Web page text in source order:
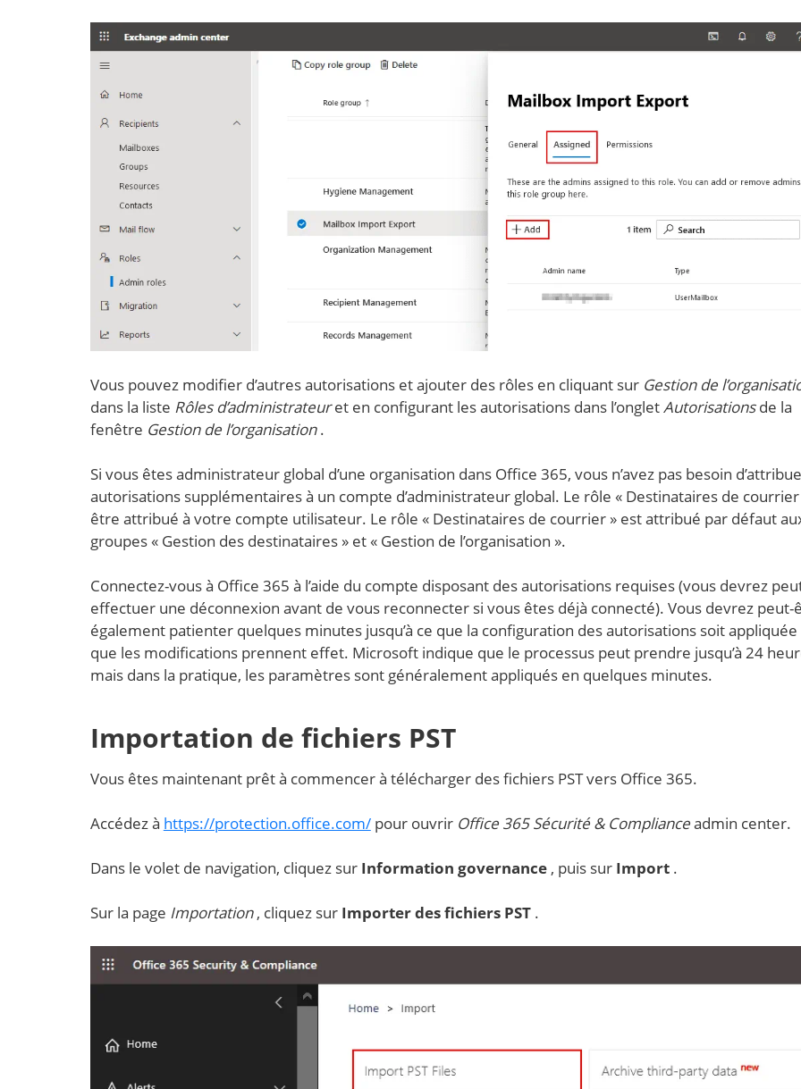
Vous pouvez modifier d’autres autorisations et ajouter des rôles en cliquant sur Gestion de
dans la liste Rôles d’administrateuret en configurant les autorisations dans l’ongletAutorisationsde la
fenêtre Gestion de l’organisation.
Si vous êtes administrateur global d’une organisation dans Office 365, vous n’avez pas besoin
autorisations supplémentaires à un compte d’administrateur global. Le rôle « Destinataires de
être attribué à votre compte utilisateur. Le rôle « Destinataires de courrier » est attribué par défaut
groupes « Gestion des destinataires » et « Gestion de l’organisation ».
Connectez-vous à Office 365 à l’aide du compte disposant des autorisations requises (vous devrez
effectuer une déconnexion avant de vous reconnecter si vous êtes déjà connecté). Vous devrez peut-
également patienter quelques minutes jusqu’à ce que la configuration des autorisations soit
que les modifications prennent effet. Microsoft indique que le processus peut prendre jusqu’à 24
mais dans la pratique, les paramètres sont généralement appliqués en quelques minutes.
Importation de fichiers PST
Vous êtes maintenant prêt à commencer à télécharger des fichiers PST vers Office 365.
Accédez à https://protection.office.com/pour ouvrir Office 365 Sécurité & Complianceadmin center.
Dans le volet de navigation, cliquez sur Information governance , puis sur Import .
Sur la page Importation, cliquez sur Importer des fichiers PST .